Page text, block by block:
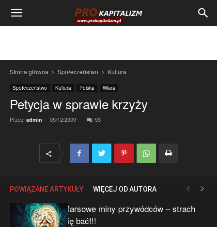
Strona główna Społeczeństwo Kultura
Społeczeństwo Kultura Polska Wiara
Petycja w sprawie krzyży
Przez admin - 05/12/2009 93
POWIĄZANE ARTYKUŁY WIĘCEJ OD AUTORA
Marsowe miny przywódców – strach
się bać!!!